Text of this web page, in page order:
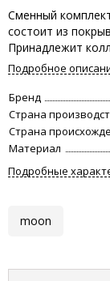
Сменный
состоит из
Принадлежит
Подробное
Бренд
Страна
Страна
Материал
Подробные
moon